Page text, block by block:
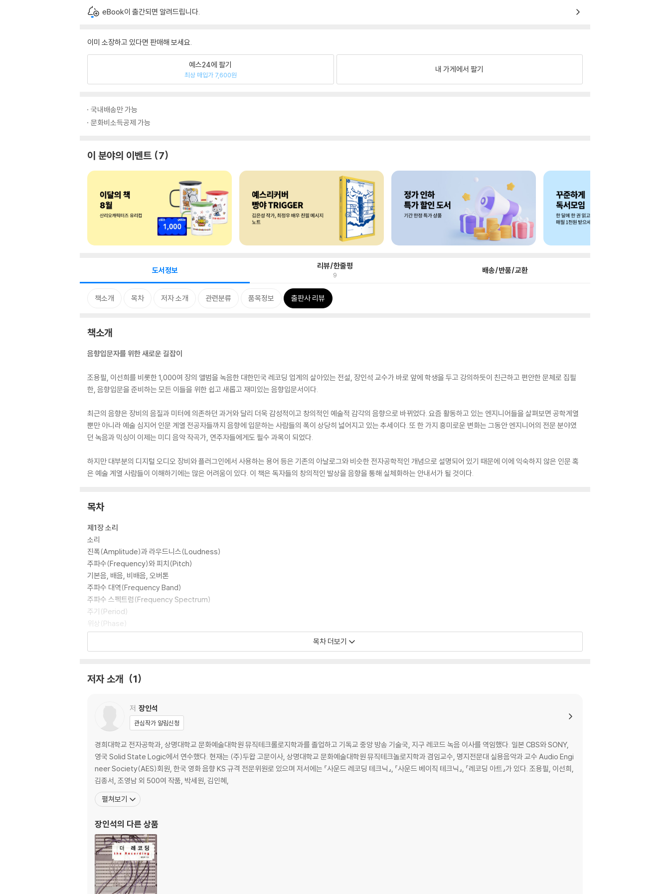
eBook이 출간되면 알려드립니다.
이미 소장하고 있다면 판매해 보세요.
예스24에 팔기
최상 매입가 7,600원
내 가게에서 팔기
국내배송만 가능
문화비소득공제 가능
이 분야의 이벤트 7
도서정보 리뷰/한줄평
9 배송/반품/교환
책소개 목차 저자 소개 관련분류 품목정보 출판사 리뷰
책소개
음향입문자를 위한 새로운 길잡이
조용필, 이선희를 비롯한 1,000여 장의 앨범을 녹음한 대한민국 레코딩 업계의 살아있는 전설, 장인석 교수가 바로 앞에 학생을 두고 강의하듯이 친근하고 편안한 문체로 집필
한, 음향입문을 준비하는 모든 이들을 위한 쉽고 새롭고 재미있는 음향입문서이다.
최근의 음향은 장비의 음질과 미터에 의존하던 과거와 달리 더욱 감성적이고 창의적인 예술적 감각의 음향으로 바뀌었다. 요즘 활동하고 있는 엔지니어들을 살펴보면 공학계열
뿐만 아니라 예술 심지어 인문 계열 전공자들까지 음향에 입문하는 사람들의 폭이 상당히 넓어지고 있는 추세이다. 또 한 가지 흥미로운 변화는 그동안 엔지니어의 전문 분야였
던 녹음과 믹싱이 이제는 미디 음악 작곡가, 연주자들에게도 필수 과목이 되었다.
하지만 대부분의 디지털 오디오 장비와 플러그인에서 사용하는 용어 등은 기존의 아날로그와 비슷한 전자공학적인 개념으로 설명되어 있기 때문에 이에 익숙하지 않은 인문 혹
은 예술 계열 사람들이 이해하기에는 많은 어려움이 있다. 이 책은 독자들의 창의적인 발상을 음향을 통해 실체화하는 안내서가 될 것이다.
목차
제1장 소리
소리
진폭(Amplitude)과 라우드니스(Loudness)
주파수(Frequency)와 피치(Pitch)
기본음, 배음, 비배음, 오버톤
주파수 대역(Frequency Band)
주파수 스펙트럼(Frequency Spectrum)
주기(Period)
위상(Phase)
극성(Polarity)
제2장 청각
전기와 음향 신호에 관한 데시벨
다이내믹 레인지(Dynamic Range)
헤드룸(Headroom)
라우드니스 레벨(Loudness Level)
이퀄 라우드니스 컨투어(Equal Loudness Contour)
마스킹(Masking)
옥타브(Octaves)
음장
음장
자유 음장(Free Field)
역제곱 법칙(Inverse Square Law)
확산 음장(Diffuse Field)
임계 거리(Critical Distance)
목차 더보기
저자 소개 1
저 장인석
관심작가 알림신청
경희대학교 전자공학과, 상명대학교 문화예술대학원 뮤직테크롤로지학과를 졸업하고 기독교 중앙 방송 기술국, 지구 레코드 녹음 이사를 역임했다. 일본 CBS와 SONY,
영국 Solid State Logic에서 연수했다. 현재는 (주)두왑 고문이사, 상명대학교 문화예술대학원 뮤직테크놀로지학과 겸임교수, 명지전문대 실용음악과 교수 Audio Engi
neer Society(AES)회원, 한국 영화 음향 KS 규격 전문위원로 있으며 저서에는 『사운드 레코딩 테크닉』, 『사운드 베이직 테크닉』, 『레코딩 아트』가 있다. 조용필, 이선희,
김종서, 조영남 외 500여 작품, 박세원, 김인혜,
펼쳐보기
장인석의 다른 상품